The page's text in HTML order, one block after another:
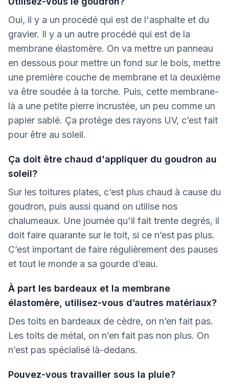
Oui, il y a un procédé qui est de l'asphalte et du
gravier. Il y a un autre procédé qui est de la
membrane élastomère. On va mettre un panneau
en dessous pour mettre un fond sur le bois, mettre
une première couche de membrane et la deuxième
va être soudée à la torche. Puis, cette membrane-
là a une petite pierre incrustée, un peu comme un
papier sablé. Ça protège des rayons UV, c’est fait
pour être au soleil.
Ça doit être chaud d'appliquer du goudron au
soleil?
Sur les toitures plates, c’est plus chaud à cause du
goudron, puis aussi quand on utilise nos
chalumeaux. Une journée qu'il fait trente degrés, il
doit faire quarante sur le toit, si ce n’est pas plus.
C’est important de faire régulièrement des pauses
et tout le monde a sa gourde d’eau.
À part les bardeaux et la membrane
élastomère, utilisez-vous d’autres matériaux?
Des toits en bardeaux de cèdre, on n’en fait pas.
Les toits de métal, on n’en fait pas non plus. On
n’est pas spécialisé là-dedans.
Pouvez-vous travailler sous la pluie?